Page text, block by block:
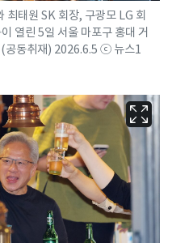
태원 SK 회장, 구광모 LG 회
열린 5일 서울 마포구 홍대 거
(공동취재) 2026.6.5 ⓒ 뉴스1